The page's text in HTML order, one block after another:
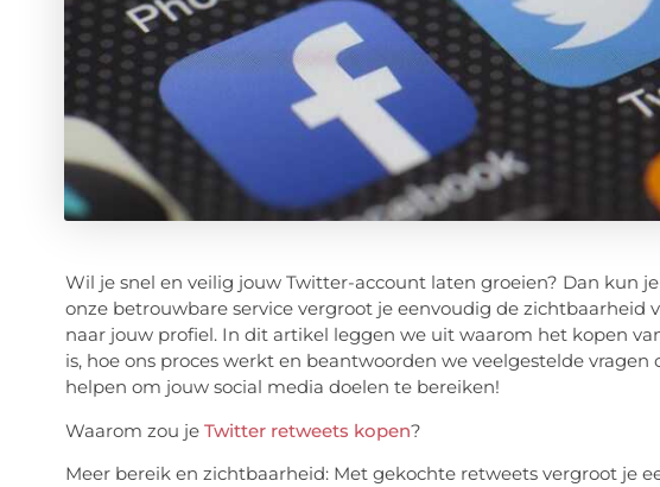
Wil je snel en veilig jouw Twitter-account laten groeien? Dan kun
onze betrouwbare service vergroot je eenvoudig de zichtbaarheid
naar jouw profiel. In dit artikel leggen we uit waarom het kopen
is, hoe ons proces werkt en beantwoorden we veelgestelde vragen
helpen om jouw social media doelen te bereiken!
Waarom zou je Twitter retweets kopen?
Meer bereik en zichtbaarheid: Met gekochte retweets vergroot je